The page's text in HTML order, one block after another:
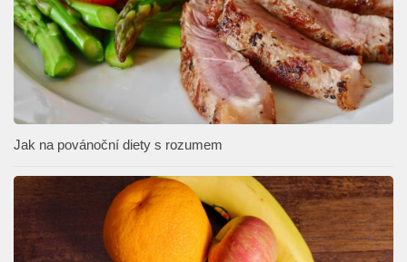
Jak na povánoční diety s rozumem